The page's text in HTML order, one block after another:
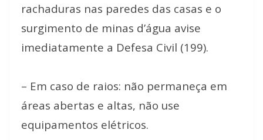
rachaduras nas paredes das casas e o
surgimento de minas d’água avise
imediatamente a Defesa Civil (199).
– Em caso de raios: não permaneça em
áreas abertas e altas, não use
equipamentos elétricos.